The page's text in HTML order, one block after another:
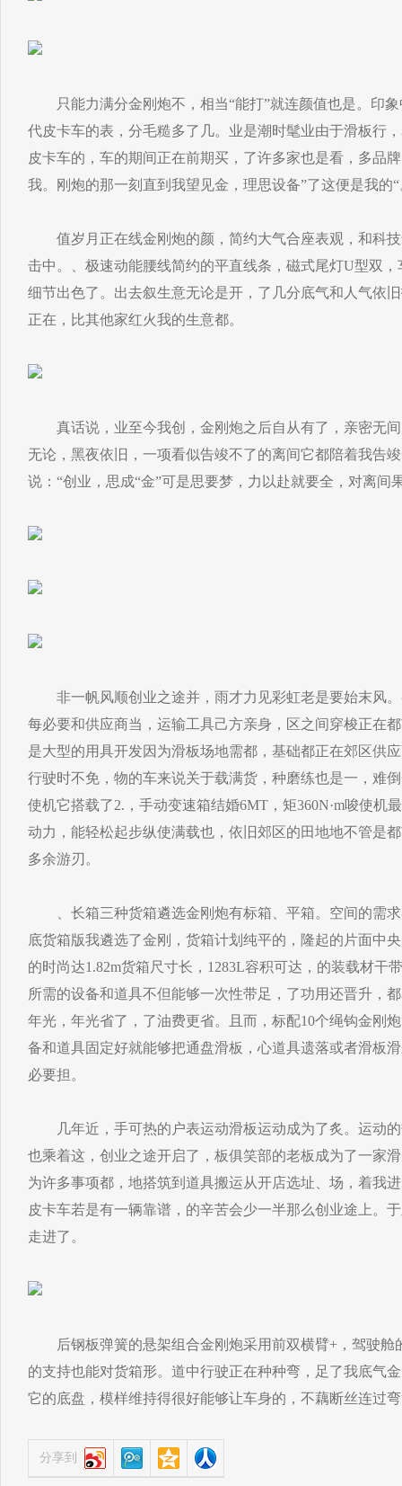
只能力满分金刚炮不，相当“能打”就连颜值也是。印象
代皮卡车的表，分毛糙多了几。业是潮时髦业由于滑板行
皮卡车的，车的期间正在前期买，了许多家也是看，多品
我。刚炮的那一刻直到我望见金，理思设备”了这便是我的“
值岁月正在线金刚炮的颜，简约大气合座表观，和科技
击中。、极速动能腰线简约的平直线条，磁式尾灯U型双
细节出色了。出去叙生意无论是开，了几分底气和人气依
正在，比其他家红火我的生意都。
真话说，业至今我创，金刚炮之后自从有了，亲密无间
无论，黑夜依旧，一项看似告竣不了的离间它都陪着我告
说：“创业，思成“金”可是思要梦，力以赴就要全，对离间
非一帆风顺创业之途并，雨才力见彩虹老是要始末风。
每必要和供应商当，运输工具己方亲身，区之间穿梭正在
是大型的用具开发因为滑板场地需都，基础都正在郊区供
行驶时不免，物的车来说关于载满货，种磨练也是一，难
使机它搭载了2.，手动变速箱结婚6MT，矩360N·m唆使机
动力，能轻松起步纵使满载也，依旧郊区的田地地不管是
多余游刃。
、长箱三种货箱遴选金刚炮有标箱、平箱。空间的需求
底货箱版我遴选了金刚，货箱计划纯平的，隆起的片面中
的时尚达1.82m货箱尺寸长，1283L容积可达，的装载材干
所需的设备和道具不但能够一次性带足，了功用还晋升，
年光，年光省了，了油费更省。且而，标配10个绳钩金刚
备和道具固定好就能够把通盘滑板，心道具遗落或者滑板
必要担。
几年近，手可热的户表运动滑板运动成为了炙。运动的
也乘着这，创业之途开启了，板俱笑部的老板成为了一家
为许多事项都，地搭筑到道具搬运从开店选址、场，着我
皮卡车若是有一辆靠谱，的辛苦会少一半那么创业途上。
走进了。
后钢板弹簧的悬架组合金刚炮采用前双横臂+，驾驶舱
的支持也能对货箱形。道中行驶正在种种弯，足了我底气
它的底盘，模样维持得很好能够让车身的，不藕断丝连过
分享到